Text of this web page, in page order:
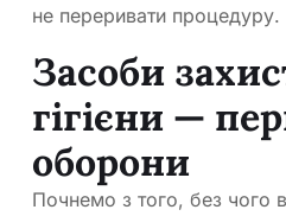
не переривати процедуру.
Засоби
гігієни —
оборони
Почнемо з того, без чого